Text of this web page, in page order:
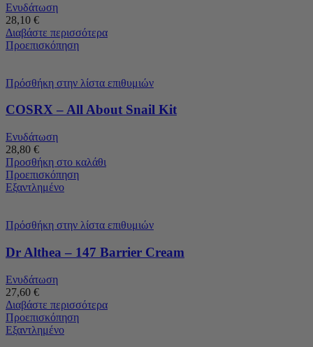
Ενυδάτωση
28,10 €
Διαβάστε περισσότερα
Προεπισκόπηση
Πρόσθήκη στην λίστα επιθυμιών
COSRX – All About Snail Kit
Ενυδάτωση
28,80 €
Προσθήκη στο καλάθι
Προεπισκόπηση
Εξαντλημένο
Πρόσθήκη στην λίστα επιθυμιών
Dr Althea – 147 Barrier Cream
Ενυδάτωση
27,60 €
Διαβάστε περισσότερα
Προεπισκόπηση
Εξαντλημένο